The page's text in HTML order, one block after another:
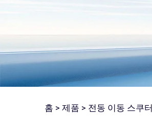
홈 > 제품 > 전동 이동 스쿠터